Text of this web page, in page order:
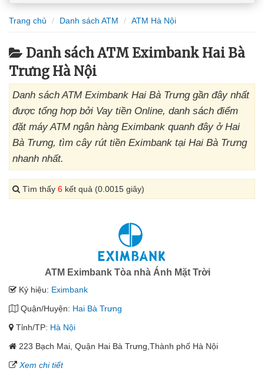
Trang chủ Danh sách ATM ATM Hà Nội
Danh sách ATM Eximbank Hai Bà
Trưng Hà Nội
Danh sách ATM Eximbank Hai Bà Trưng gần đây nhất
được tổng hợp bởi Vay tiền Online, danh sách điểm
đặt máy ATM ngân hàng Eximbank quanh đây ở Hai
Bà Trưng, tìm cây rút tiền Eximbank tại Hai Bà Trưng
nhanh nhất.
Tìm thấy 6 kết quả (0.0015 giây)
ATM Eximbank Tòa nhà Ánh Mặt Trời
Ký hiệu: Eximbank
Quận/Huyện: Hai Bà Trưng
Tỉnh/TP: Hà Nội
223 Bạch Mai, Quận Hai Bà Trưng,Thành phố Hà Nội
Xem chi tiết